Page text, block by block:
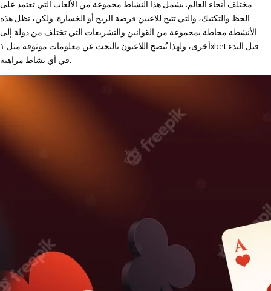
مختلف أنحاء العالم. يشمل هذا النشاط مجموعة من الألعاب التي تعتمد على
الحظ والتكتيك، والتي تتيح للاعبين فرصة الربح أو الخسارة. ولكن، تظل هذه
الأنشطة محاطة بمجموعة من القوانين والتشريعات التي تختلف من دولة إلى
أخرى، ولهذا يُنصح اللاعبون بالبحث عن معلومات موثوقة مثل١xbetقبل البدء
في أي نشاط مراهنة.